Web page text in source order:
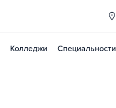
Колледжи Специальности